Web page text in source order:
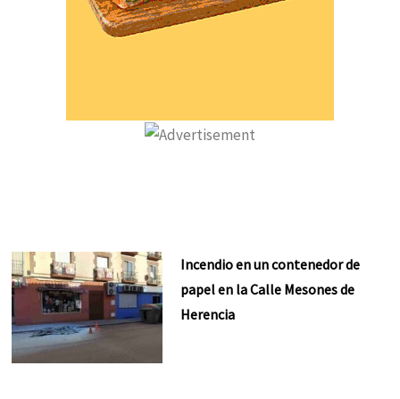
Incendio en un contenedor de
papel en la Calle Mesones de
Herencia